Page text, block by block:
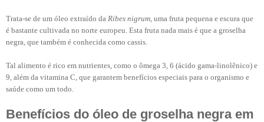
Trata-se de um óleo extraído da Ribes nigrum , uma fruta pequena e escura que
é bastante cultivada no norte europeu. Esta fruta nada mais é que a groselha
negra, que também é conhecida como cassis.
Tal alimento é rico em nutrientes, como o ômega 3, 6 (ácido gama-linolênico) e
9, além da vitamina C, que garantem benefícios especiais para o organismo e
saúde como um todo.
Benefícios do óleo de groselha negra em